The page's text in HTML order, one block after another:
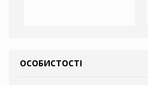
ОСОБИСТОСТІ